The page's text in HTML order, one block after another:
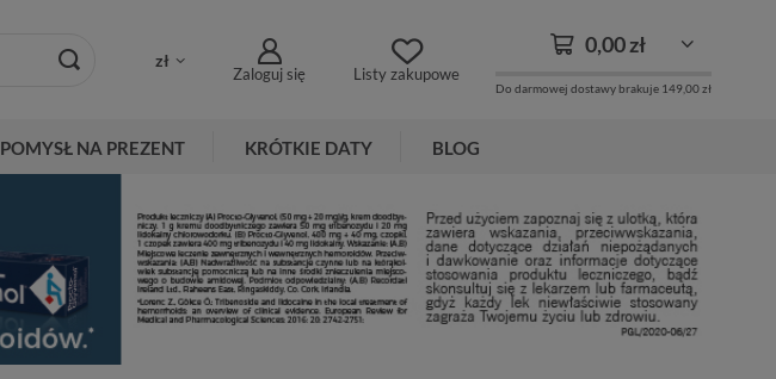
zł
Zaloguj się Listy zakupowe
0,00 zł
Do darmowej dostawy brakuje 149,00 zł
POMYSŁ NA PREZENT KRÓTKIE DATY BLOG